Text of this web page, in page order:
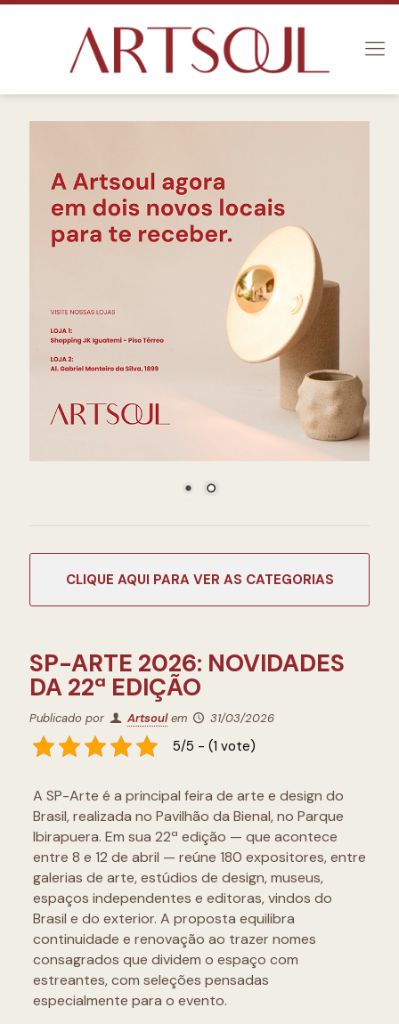
SP-ARTE 2026: NOVIDADES
DA 22ª EDIÇÃO
Publicado por Artsoul em 31/03/2026
5/5 - (1 vote)
A SP-Arte é a principal feira de arte e design do
Brasil, realizada no Pavilhão da Bienal, no Parque
Ibirapuera. Em sua 22ª edição — que acontece
entre 8 e 12 de abril — reúne 180 expositores, entre
galerias de arte, estúdios de design, museus,
espaços independentes e editoras, vindos do
Brasil e do exterior. A proposta equilibra
continuidade e renovação ao trazer nomes
consagrados que dividem o espaço com
estreantes, com seleções pensadas
especialmente para o evento.
CATEGORIAS